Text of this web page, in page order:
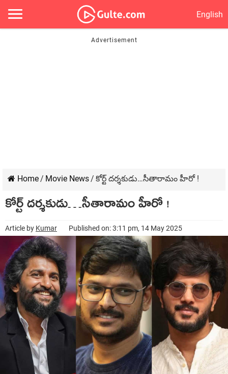
English
Home/ Movie News/ కోర్ట్ దర్శకుడు…సీతారామం హీరో !
కోర్ట్ దర్శకుడు…సీతారామం హీరో !
Article by Kumar Published on: 3:11 pm, 14 May 2025